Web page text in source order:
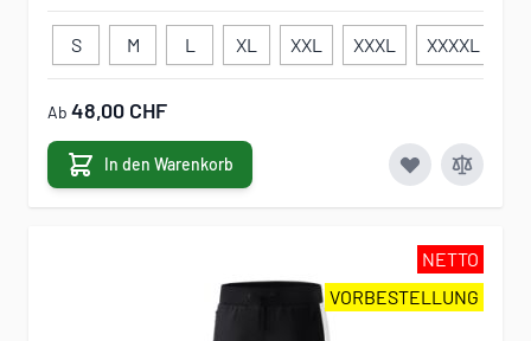
S M L XL XXL XXXL XXXXL
Ab 48,00 CHF
In den Warenkorb
NETTO
VORBESTELLUNG